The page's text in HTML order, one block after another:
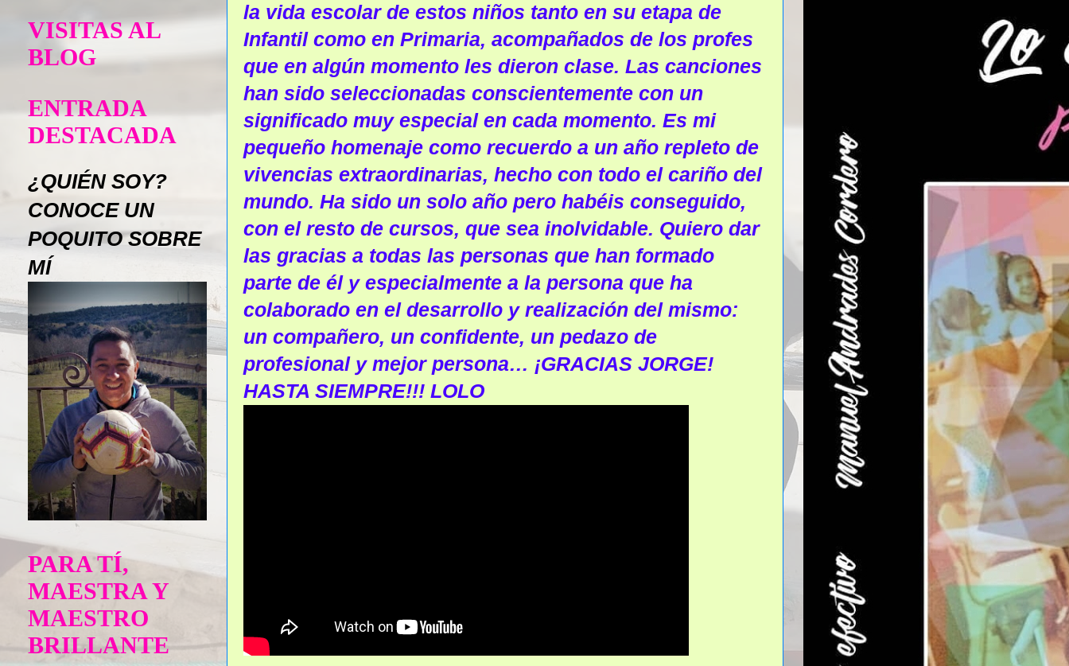
la vida escolar de estos niños tanto en su etapa de
Infantil como en Primaria, acompañados de los profes
que en algún momento les dieron clase. Las canciones
han sido seleccionadas conscientemente con un
significado muy especial en cada momento. Es mi
pequeño homenaje como recuerdo a un año repleto de
vivencias extraordinarias, hecho con todo el cariño del
mundo. Ha sido un solo año pero habéis conseguido,
con el resto de cursos, que sea inolvidable. Quiero dar
las gracias a todas las personas que han formado
parte de él y especialmente a la persona que ha
colaborado en el desarrollo y realización del mismo:
un compañero, un confidente, un pedazo de
profesional y mejor persona… ¡GRACIAS JORGE!
HASTA SIEMPRE!!! LOLO
VISITAS AL
BLOG
ENTRADA
DESTACADA
¿QUIÉN SOY?
CONOCE UN
POQUITO SOBRE
MÍ
PARA TÍ,
MAESTRA Y
MAESTRO
BRILLANTE